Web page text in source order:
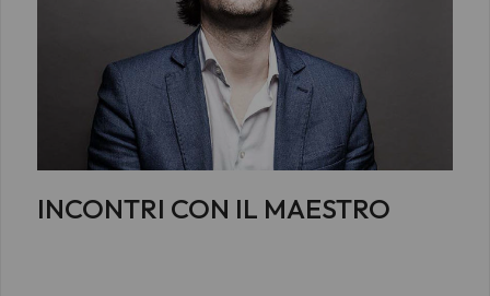
INCONTRI CON IL MAESTRO